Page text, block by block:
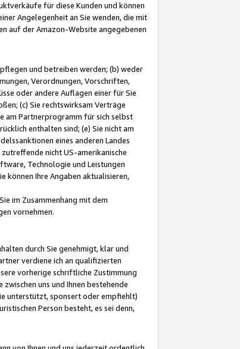
für diese Kunden und können
Angelegenheit an Sie wenden, die mit
auf der Amazon-Website angegebenen
und betreiben werden; (b) weder
Verordnungen, Vorschriften,
oder andere Auflagen einer für Sie
(c) Sie rechtswirksam Verträge
am Partnerprogramm für sich selbst
enthalten sind; (e) Sie nicht am
eines anderen Landes
nicht US-amerikanische
Technologie und Leistungen
können Ihre Angaben aktualisieren,
im Zusammenhang mit dem
vornehmen.
durch Sie genehmigt, klar und
verdiene ich an qualifizierten
vorherige schriftliche Zustimmung
uns und Ihnen bestehende
unterstützt, sponsert oder empfiehlt)
Person besteht, es sei denn,